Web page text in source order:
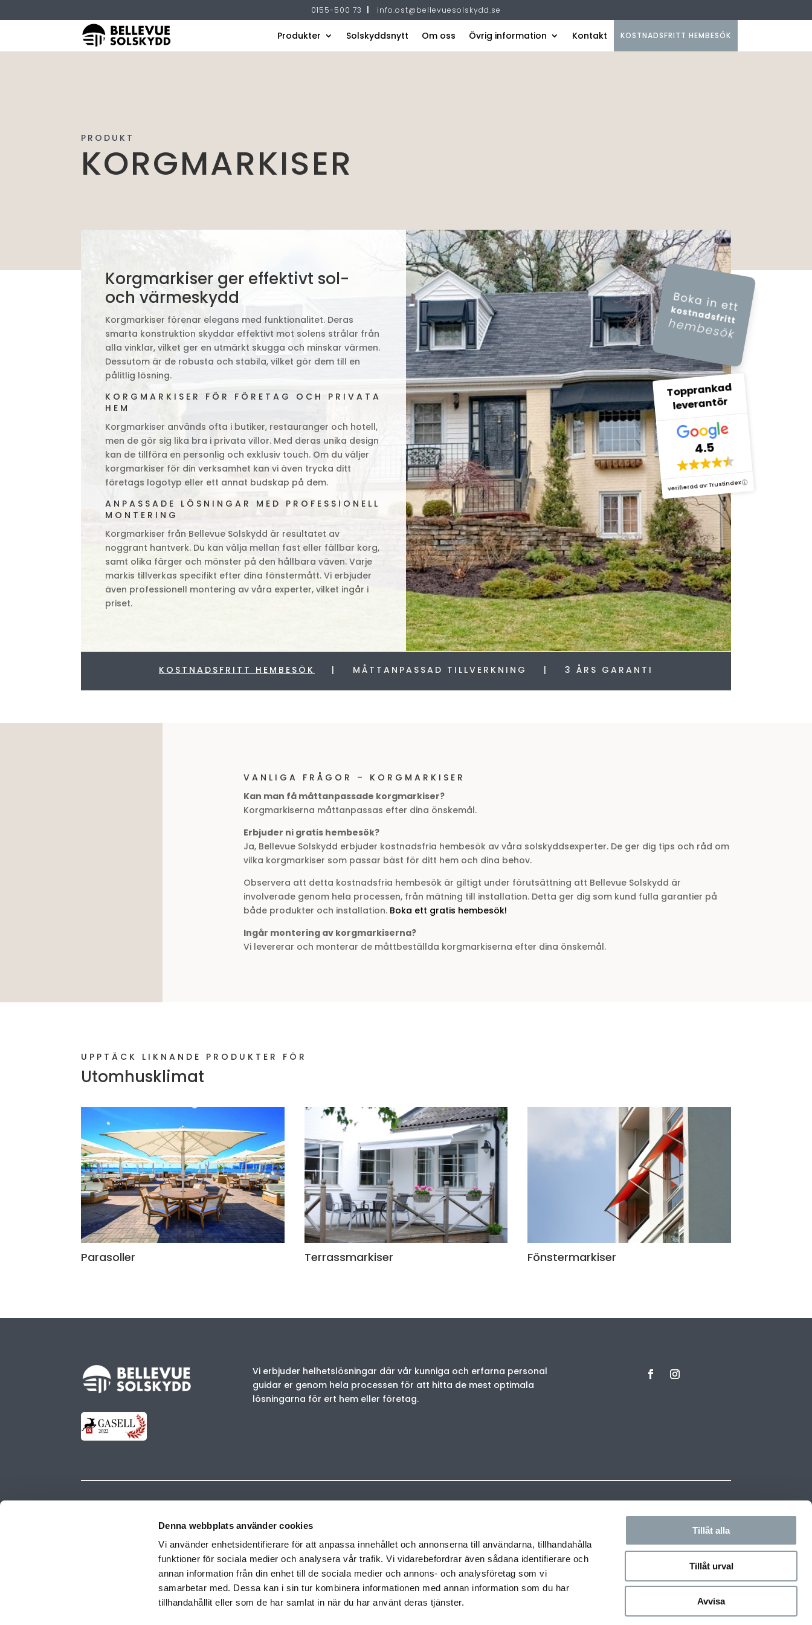
Denna webbplats använder cookies
Vi använder enhetsidentifierare för att anpassa innehållet och annonserna till användarna, tillhandahålla
funktioner för sociala medier och analysera vår trafik. Vi vidarebefordrar även sådana identifierare och
annan information från din enhet till de sociala medier och annons- och analysföretag som vi
samarbetar med. Dessa kan i sin tur kombinera informationen med annan information som du har
tillhandahållit eller som de har samlat in när du har använt deras tjänster.
Tillåt alla
Tillåt urval
Avvisa
0155-500 73 info.ost@bellevuesolskydd.se
Produkter Solskyddsnytt Om oss Övrig information Kontakt KOSTNADSFRITT HEMBESÖK
PRODUKT
KORGMARKISER
Korgmarkiser ger effektivt sol-
och värmeskydd
Korgmarkiser förenar elegans med funktionalitet. Deras
smarta konstruktion skyddar effektivt mot solens strålar från
alla vinklar, vilket ger en utmärkt skugga och minskar värmen.
Dessutom är de robusta och stabila, vilket gör dem till en
pålitlig lösning.
KORGMARKISER FÖR FÖRETAG OCH PRIVATA
HEM
Korgmarkiser används ofta i butiker, restauranger och hotell,
men de gör sig lika bra i privata villor. Med deras unika design
kan de tillföra en personlig och exklusiv touch. Om du väljer
korgmarkiser för din verksamhet kan vi även trycka ditt
företags logotyp eller ett annat budskap på dem.
ANPASSADE LÖSNINGAR MED PROFESSIONELL
MONTERING
Korgmarkiser från Bellevue Solskydd är resultatet av
noggrant hantverk. Du kan välja mellan fast eller fällbar korg,
samt olika färger och mönster på den hållbara väven. Varje
markis tillverkas specifikt efter dina fönstermått. Vi erbjuder
även professionell montering av våra experter, vilket ingår i
priset.
Topprankad
leverantör
4.5
verifierad av: Trustindex
KOSTNADSFRITT HEMBESÖK | MÅTTANPASSAD TILLVERKNING | 3 ÅRS GARANTI
VANLIGA FRÅGOR – KORGMARKISER
Kan man få måttanpassade korgmarkiser?
Korgmarkiserna måttanpassas efter dina önskemål.
Erbjuder ni gratis hembesök?
Ja, Bellevue Solskydd erbjuder kostnadsfria hembesök av våra solskyddsexperter. De ger dig tips och råd om
vilka korgmarkiser som passar bäst för ditt hem och dina behov.
Observera att detta kostnadsfria hembesök är giltigt under förutsättning att Bellevue Solskydd är
involverade genom hela processen, från mätning till installation. Detta ger dig som kund fulla garantier på
både produkter och installation. Boka ett gratis hembesök!
Ingår montering av korgmarkiserna?
Vi levererar och monterar de måttbeställda korgmarkiserna efter dina önskemål.
UPPTÄCK LIKNANDE PRODUKTER FÖR
Utomhusklimat
Parasoller Terrassmarkiser Fönstermarkiser
Vi erbjuder helhetslösningar där vår kunniga och erfarna personal
guidar er genom hela processen för att hitta de mest optimala
lösningarna för ert hem eller företag.
Kontakt Nyköping
Östra Längdgatan 5
Måndag-Torsdag:
08.00-16.30
Fredag:
08.00-15.00